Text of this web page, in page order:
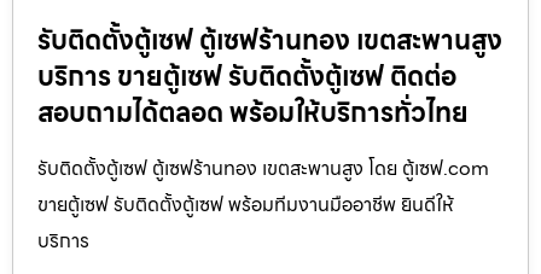
รับติดตั้งตู้เซฟ ตู้เซฟร้านทอง เขตสะพานสูง
บริการ ขายตู้เซฟ รับติดตั้งตู้เซฟ ติดต่อ
สอบถามได้ตลอด พร้อมให้บริการทั่วไทย
รับติดตั้งตู้เซฟ ตู้เซฟร้านทอง เขตสะพานสูง โดย ตู้เซฟ.com
ขายตู้เซฟ รับติดตั้งตู้เซฟ พร้อมทีมงานมืออาชีพ ยินดีให้
บริการ